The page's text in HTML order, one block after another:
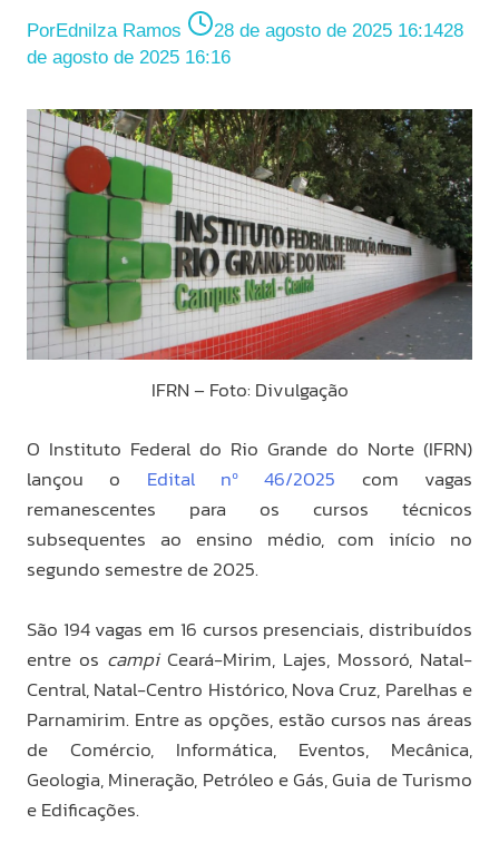
PorEdnilza Ramos 28 de agosto de 2025 16:1428
de agosto de 2025 16:16
IFRN – Foto: Divulgação
O Instituto Federal do Rio Grande do Norte (IFRN)
lançou o Edital nº 46/2025 com vagas
remanescentes para os cursos técnicos
subsequentes ao ensino médio, com início no
segundo semestre de 2025.
São 194 vagas em 16 cursos presenciais, distribuídos
entre os campiCeará-Mirim, Lajes, Mossoró, Natal-
Central, Natal-Centro Histórico, Nova Cruz, Parelhas e
Parnamirim. Entre as opções, estão cursos nas áreas
de Comércio, Informática, Eventos, Mecânica,
Geologia, Mineração, Petróleo e Gás, Guia de Turismo
e Edificações.